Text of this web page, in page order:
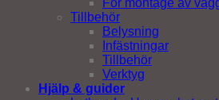
För montage av
Tillbehör
Belysning
Infästningar
Tillbehör
Verktyg
Hjälp & guider